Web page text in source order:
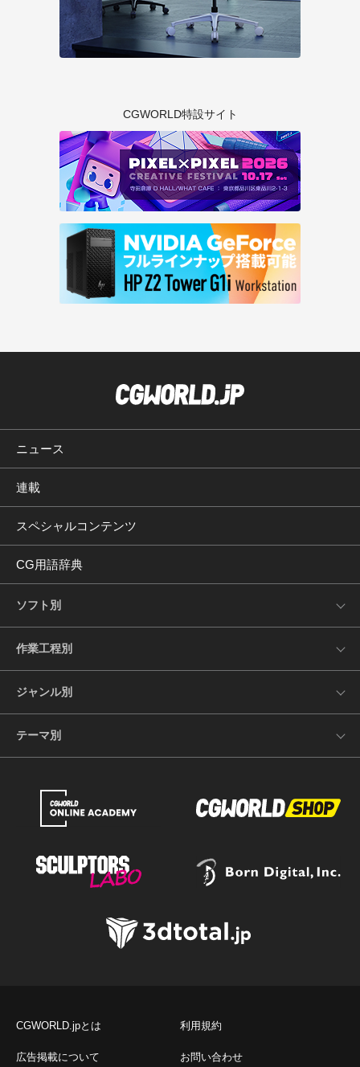
CGWORLD特設サイト
ニュース
連載
スペシャルコンテンツ
CG用語辞典
ソフト別
作業工程別
ジャンル別
テーマ別
CGWORLD.jpとは 利用規約
広告掲載について お問い合わせ